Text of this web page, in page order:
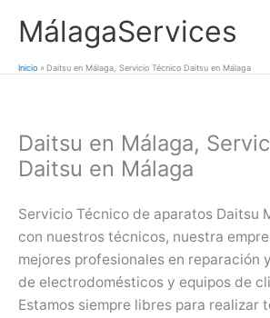
MálagaServices
Inicio Daitsu en Málaga, Servicio Técnico Daitsu en Málaga
Daitsu en Málaga,
Daitsu en Málaga
Servicio Técnico de aparatos Daitsu
con nuestros técnicos, nuestra
mejores profesionales en reparación
de electrodomésticos y equipos de
Estamos siempre libres para realizar